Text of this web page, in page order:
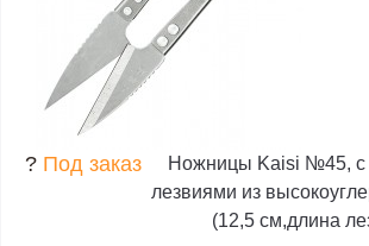
? Под заказ
Ножницы Kaisi №45, с
лезвиями из
(12,5 см,длина